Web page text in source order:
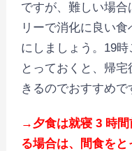
ですが、難しい場合
リーで消化に良い
にしましょう。19
とっておくと、帰
きるのでおすすめで
→夕食は就寝 3 時間
る場合は、間食を